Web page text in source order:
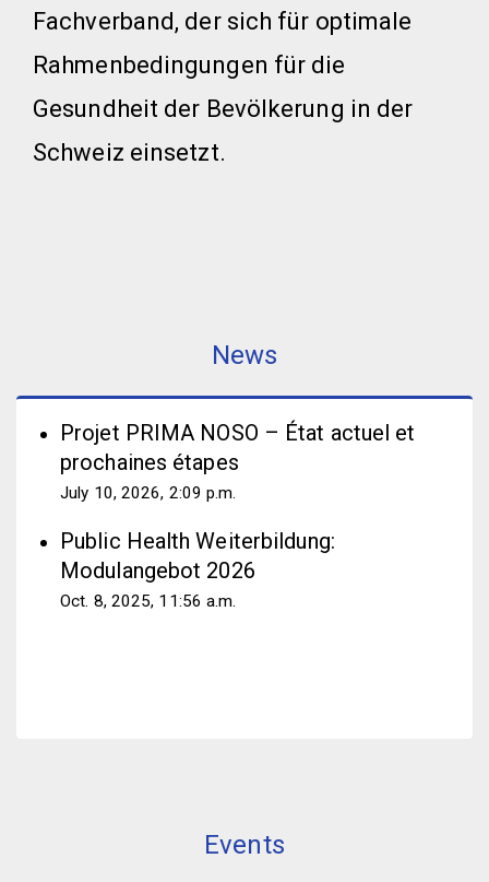
Fachverband, der sich für optimale
Rahmenbedingungen für die
Gesundheit der Bevölkerung in der
Schweiz einsetzt.
News
Projet PRIMA NOSO – État actuel et
prochaines étapes
July 10, 2026, 2:09 p.m.
Public Health Weiterbildung:
Modulangebot 2026
Oct. 8, 2025, 11:56 a.m.
Events